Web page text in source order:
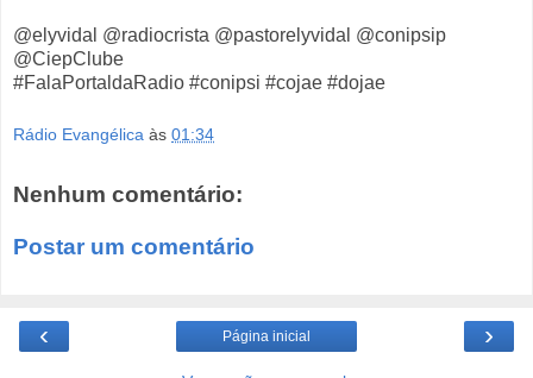
@elyvidal @radiocrista @pastorelyvidal @conipsip
@CiepClube
#FalaPortaldaRadio #conipsi #cojae #dojae
Rádio Evangélica às 01:34
Nenhum comentário:
Postar um comentário
‹ ›
Página inicial